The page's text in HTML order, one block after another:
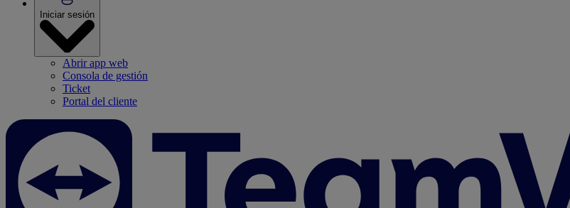
Iniciar sesión
Abrir app web
Consola de gestión
Ticket
Portal del cliente